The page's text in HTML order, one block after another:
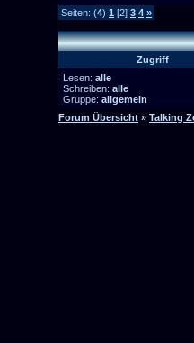
Seiten: (4) 1 [2] 3 4 »
Zugriff
Lesen: alle
Schreiben: alle
Gruppe: allgemein
Forum Übersicht » Talking